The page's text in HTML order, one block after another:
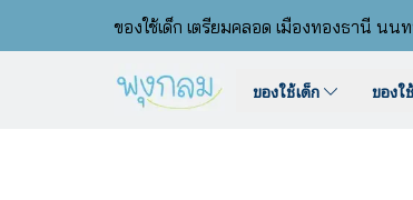
ของใช้เด็ก เตรียมคลอด เมืองทองธานี นน
ของใช้เด็ก ของ